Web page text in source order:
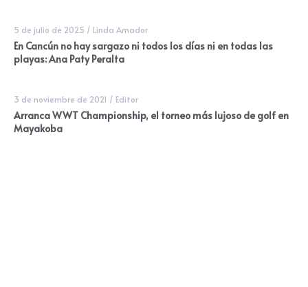
5 de julio de 2025 / Linda Amador
En Cancún no hay sargazo ni todos los días ni en todas las
playas: Ana Paty Peralta
3 de noviembre de 2021 / Editor
Arranca WWT Championship, el torneo más lujoso de golf en
Mayakoba